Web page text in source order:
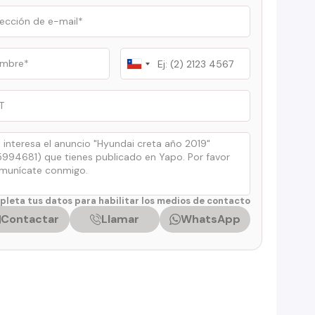
Chile
+56
tus datos para habilitar los medios de contacto
Contactar Llamar WhatsApp